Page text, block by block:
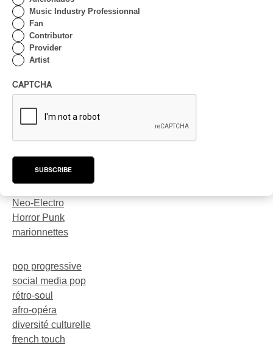
latin house
glam
pop symphonique
musique traditionnelle
pow wow
Dungeon Synth
SLACKER
festival
trompette
Neo-Electro
Horror Punk
marionnettes
pop progressive
social media pop
rétro-soul
afro-opéra
diversité culturelle
french touch
Music Industry Professionnal
Fan
Contributor
Provider
Artist
CAPTCHA
SUBSCRIBE